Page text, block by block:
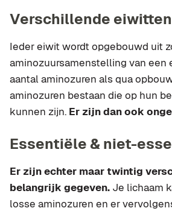
Verschillende eiwitten
Ieder eiwit wordt opgebouwd uit
aminozuursamenstelling van
aantal aminozuren als qua
aminozuren bestaan die op hun
kunnen zijn. Er zijn dan ook
Essentiële & niet-
Er zijn echter maar twintig
belangrijk gegeven. Je lichaam
losse aminozuren en er